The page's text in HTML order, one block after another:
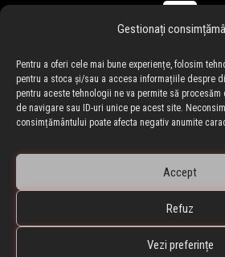
Gestionați
Pentru a oferi cele mai bune experiențe, folosim
pentru a stoca și/sau a accesa informațiile despre
pentru aceste tehnologii ne va permite să procesăm
de navigare sau ID-uri unice pe acest site.
consimțământului poate afecta negativ anumite
Accept
Refuz
Vezi preferințe
🇷🇴 blackfriday.ro•🇧🇬
BLACKFRIDAY.ro • Black Friday